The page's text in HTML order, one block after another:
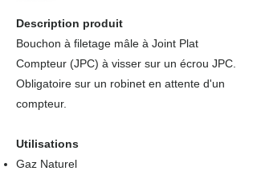
Description produit
Bouchon à filetage mâle à Joint Plat
Compteur (JPC) à visser sur un écrou JPC.
Obligatoire sur un robinet en attente d'un
compteur.
Utilisations
Gaz Naturel